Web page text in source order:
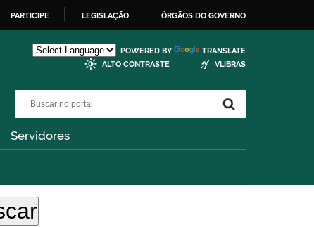
PARTICIPE LEGISLAÇÃO ÓRGÃOS DO GOVERNO
POWERED BY
TRANSLATE
ALTO CONTRASTE
VLIBRAS
Servidores